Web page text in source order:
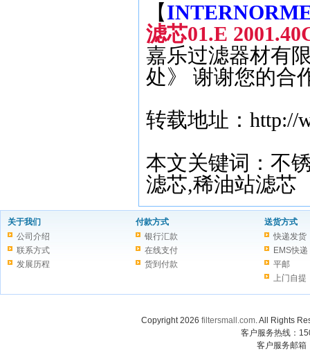
【
滤芯01.E
嘉乐过滤器材有
处》 谢谢您的合
转载地址：http://
本文关键词：不
滤芯,稀油站滤芯
关于我们
公司介绍
联系方式
发展历程
付款方式
银行汇款
在线支付
货到付款
送货方式
快递发货
EMS快递
平邮
上门自提
Copyright 2026 filtersmall.com. All Rights
客户服务热线：
客户服务邮箱